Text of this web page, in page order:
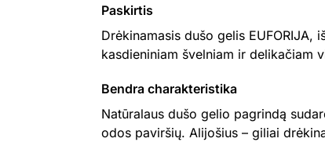
Paskirtis
Drėkinamasis dušo gelis
kasdieniniam švelniam ir delikačiam
Bendra charakteristika
Natūralaus dušo gelio pagrindą
odos paviršių. Alijošius – giliai